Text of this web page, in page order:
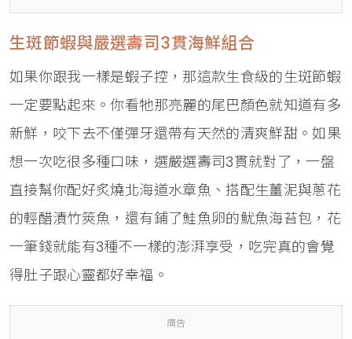
生斑節蝦與嚴選壽司3貫海鮮組合
如果你跟我一樣是蝦子控，那這款生食級的生斑節蝦
一定要點起來。你看牠那亮麗的尾巴顏色就知道有多
新鮮，咬下去不僅彈牙還帶有天然的清爽鮮甜。如果
想一次吃很多種口味，選嚴選壽司3貫就對了，一盤
直接幫你配好炙燒北海道水章魚、搭配生薑泥與蔥花
的輕醋漬竹筴魚，還有鋪了鮭魚卵的魷魚海苔包，花
一筆錢就能有3種不一樣的澎湃享受，吃完真的會覺
得肚子跟心靈都好幸福。
廣告